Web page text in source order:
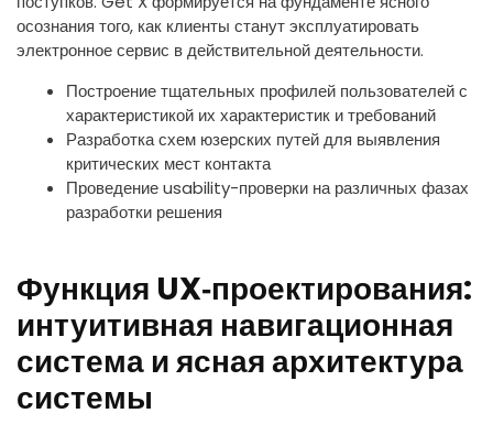
осознания того, как клиенты станут эксплуатировать
электронное сервис в действительной деятельности.
Построение тщательных профилей пользователей с
характеристикой их характеристик и требований
Разработка схем юзерских путей для выявления
критических мест контакта
Проведение usability-проверки на различных фазах
разработки решения
Функция UX‑проектирования:
интуитивная навигационная
система и ясная архитектура
системы